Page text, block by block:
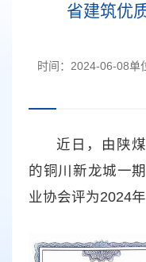
省建筑优
时间： 2024-06-08单
近日，由陕
的铜川新龙城一
业协会评为2024